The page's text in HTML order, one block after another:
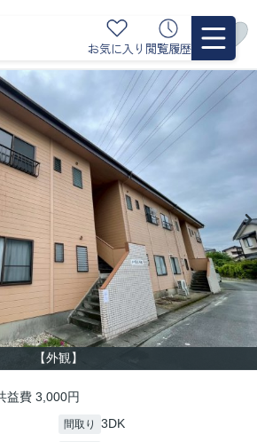
お気に入り 閲覧履歴
【外観】
益費 3,000円
間取り 3DK